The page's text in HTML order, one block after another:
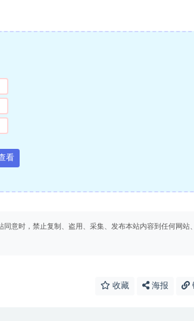
看
意时，禁止复制、盗用、采集、发布本站内容到任何网站
收藏 海报